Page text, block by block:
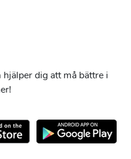
dig att må bättre i